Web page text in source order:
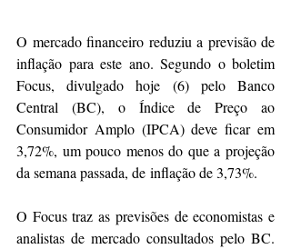
O mercado financeiro reduziu a previsão de
inflação para este ano. Segundo o boletim
Focus, divulgado hoje (6) pelo Banco
Central (BC), o Índice de Preço ao
Consumidor Amplo (IPCA) deve ficar em
3,72%, um pouco menos do que a projeção
da semana passada, de inflação de 3,73%.
O Focus traz as previsões de economistas e
analistas de mercado consultados pelo BC.